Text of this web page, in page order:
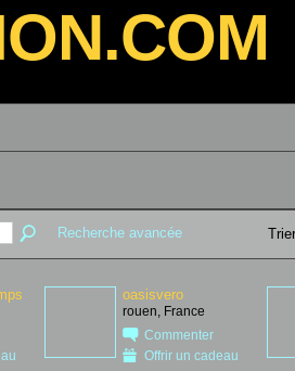
Recherche avancée
oasisvero
rouen, France
Commenter
Offrir un cadeau